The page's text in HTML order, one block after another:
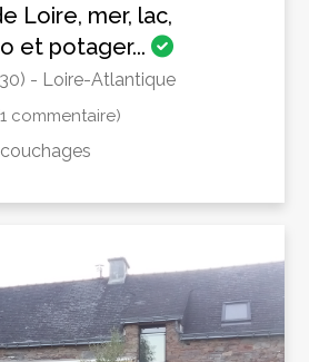
Loire, mer, lac,
et potager...
- Loire-Atlantique
commentaire)